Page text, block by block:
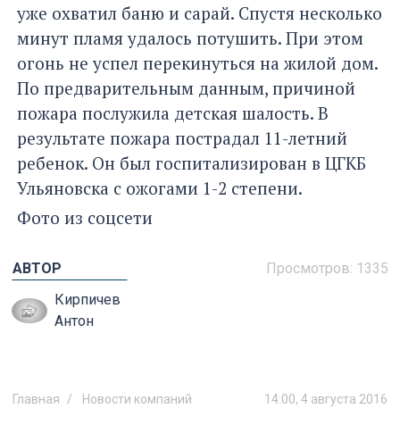
уже охватил баню и сарай. Спустя несколько
минут пламя удалось потушить. При этом
огонь не успел перекинуться на жилой дом.
По предварительным данным, причиной
пожара послужила детская шалость. В
результате пожара пострадал 11-летний
ребенок. Он был госпитализирован в ЦГКБ
Ульяновска с ожогами 1-2 степени.
Фото из соцсети
Просмотров: 1335
АВТОР
Кирпичев
Антон
Главная Новости компаний 14:00, 4 августа 2016